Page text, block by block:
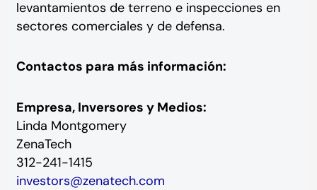
levantamientos de terreno e inspecciones en
sectores comerciales y de defensa.
Contactos para más información:
Empresa, Inversores y Medios:
Linda Montgomery
ZenaTech
312-241-1415
investors@zenatech.com